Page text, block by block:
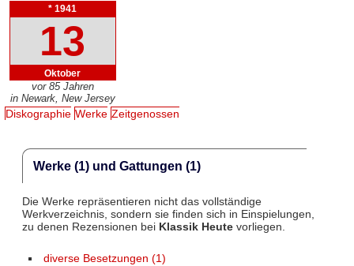
* 1941
13
Oktober
vor 85 Jahren
in Newark, New Jersey
Diskographie Werke Zeitgenossen
Werke (1) und Gattungen (1)
Die Werke repräsentieren nicht das vollständige
Werkverzeichnis, sondern sie finden sich in Einspielungen,
zu denen Rezensionen bei Klassik Heutevorliegen.
diverse Besetzungen (1)